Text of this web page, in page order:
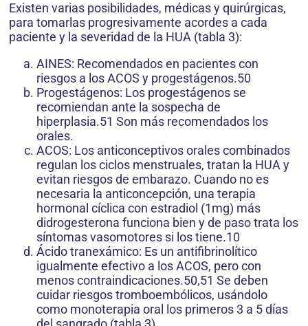
Existen varias posibilidades, médicas y quirúrgicas,
para tomarlas progresivamente acordes a cada
paciente y la severidad de la HUA (tabla 3):
AINES: Recomendados en pacientes con
riesgos a los ACOS y progestágenos.50
Progestágenos: Los progestágenos se
recomiendan ante la sospecha de
hiperplasia.51 Son más recomendados los
orales.
ACOS: Los anticonceptivos orales combinados
regulan los ciclos menstruales, tratan la HUA y
evitan riesgos de embarazo. Cuando no es
necesaria la anticoncepción, una terapia
hormonal cíclica con estradiol (1mg) más
didrogesterona funciona bien y de paso trata los
síntomas vasomotores si los tiene.10
Ácido tranexámico: Es un antifibrinolítico
igualmente efectivo a los ACOS, pero con
menos contraindicaciones.50,51 Se deben
cuidar riesgos tromboembólicos, usándolo
como monoterapia oral los primeros 3 a 5 días